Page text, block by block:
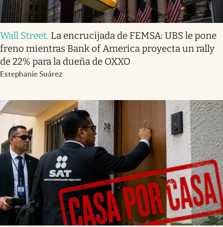
Wall Street. La encrucijada de FEMSA: UBS le pone
freno mientras Bank of America proyecta un rally
de 22% para la dueña de OXXO
Estephanie Suárez